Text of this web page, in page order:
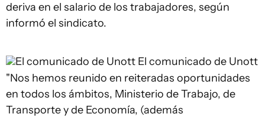
deriva en el salario de los trabajadores, según
informó el sindicato.
El comunicado de Unott El comunicado de Unott
"Nos hemos reunido en reiteradas oportunidades
en todos los ámbitos, Ministerio de Trabajo, de
Transporte y de Economía, (además